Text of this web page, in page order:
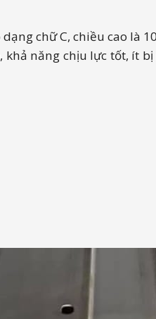
chữ C, chiều cao là
năng chịu lực tốt, ít